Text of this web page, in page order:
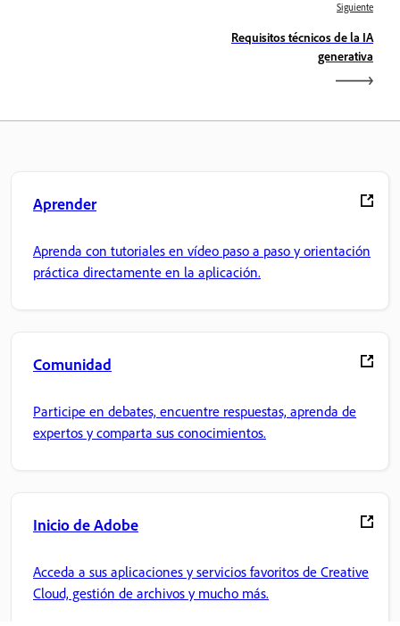
Siguiente
Requisitos técnicos de la IA
generativa
Aprender
Aprenda con tutoriales en vídeo paso a paso y orientación
práctica directamente en la aplicación.
Comunidad
Participe en debates, encuentre respuestas, aprenda de
expertos y comparta sus conocimientos.
Inicio de Adobe
Acceda a sus aplicaciones y servicios favoritos de Creative
Cloud, gestión de archivos y mucho más.